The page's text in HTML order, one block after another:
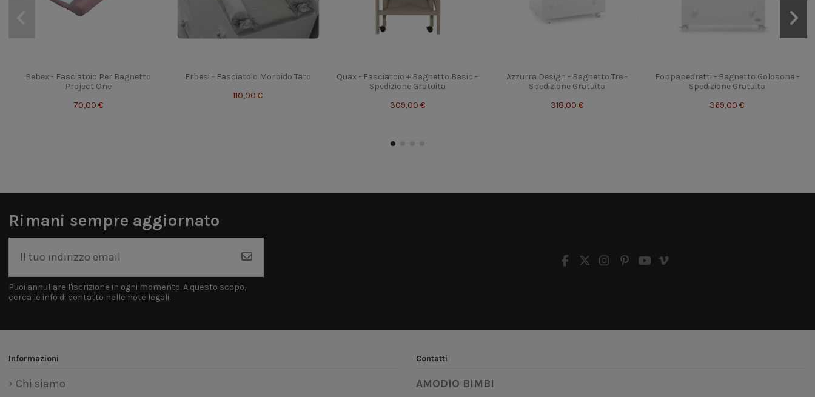
Bebex - Fasciatoio Per Bagnetto
Project One
70,00 €
Erbesi - Fasciatoio Morbido Tato
110,00 €
Quax - Fasciatoio + Bagnetto Basic -
Spedizione Gratuita
309,00 €
Azzurra Design - Bagnetto Tre -
Spedizione Gratuita
318,00 €
Foppapedretti - Bagnetto Golosone -
Spedizione Gratuita
369,00 €
Rimani sempre aggiornato
Puoi annullare l'iscrizione in ogni momento. A questo scopo,
cerca le info di contatto nelle note legali.
Informazioni
Chi siamo
Contatti
AMODIO BIMBI